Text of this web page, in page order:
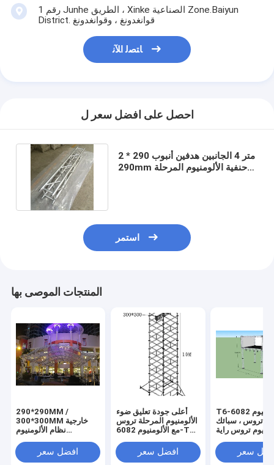
رقم 1 Junhe الطريق ، Xinke الصناعية Zone.Baiyun
District. قوانغدونغ ، وقوانغدونغ
ﺎﺘﺼﻟ ﺍﻶﻧ
احصل على افضل سعر ل
2 متر 4 الجانبين هدفين أنبوب 290 *
290mm حنفية الألومنيوم المرحلة
استمر
المنتجات الموصى بها
290*290MM /
300*300MM خارجية
نظام الألومنيوم
اللون الأسود 50*3mm
أنبوب لمهرجان
افضل سعر
أعلى جودة تعليق ضوء
الألومنيوم المرحلة تروس
مع الألومنيوم 6082-T6
افضل سعر
T6-6082 الألومنيوم
تروس ، سبائك
تروس راية
سعر